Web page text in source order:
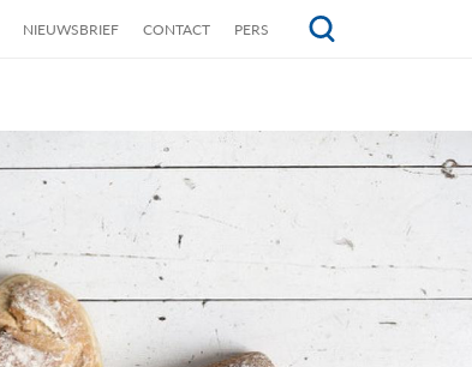
NIEUWSBRIEF CONTACT PERS